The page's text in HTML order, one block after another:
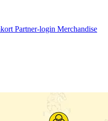
Partner-login Merchandise